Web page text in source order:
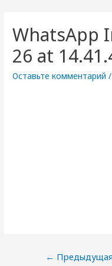
WhatsApp
26 at
Оставьте комментарий
Навигация
←